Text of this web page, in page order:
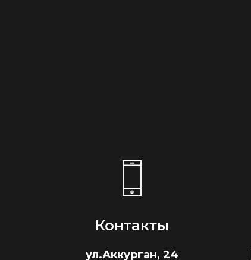
Контакты
ул.Аккурган, 24